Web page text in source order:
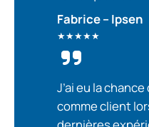
Fabrice – Ipsen
★★★★★
J’ai eu la
comme client